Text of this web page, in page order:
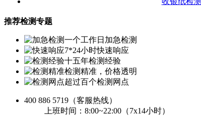
推荐检测专题
一个工作日加急检测
7*24小时快速响应
十五年检测经验
检测精准，价格透明
超过百个检测网点
400 886 5719 （客服热线）
上班时间：8:00~22:00（7x14小时）